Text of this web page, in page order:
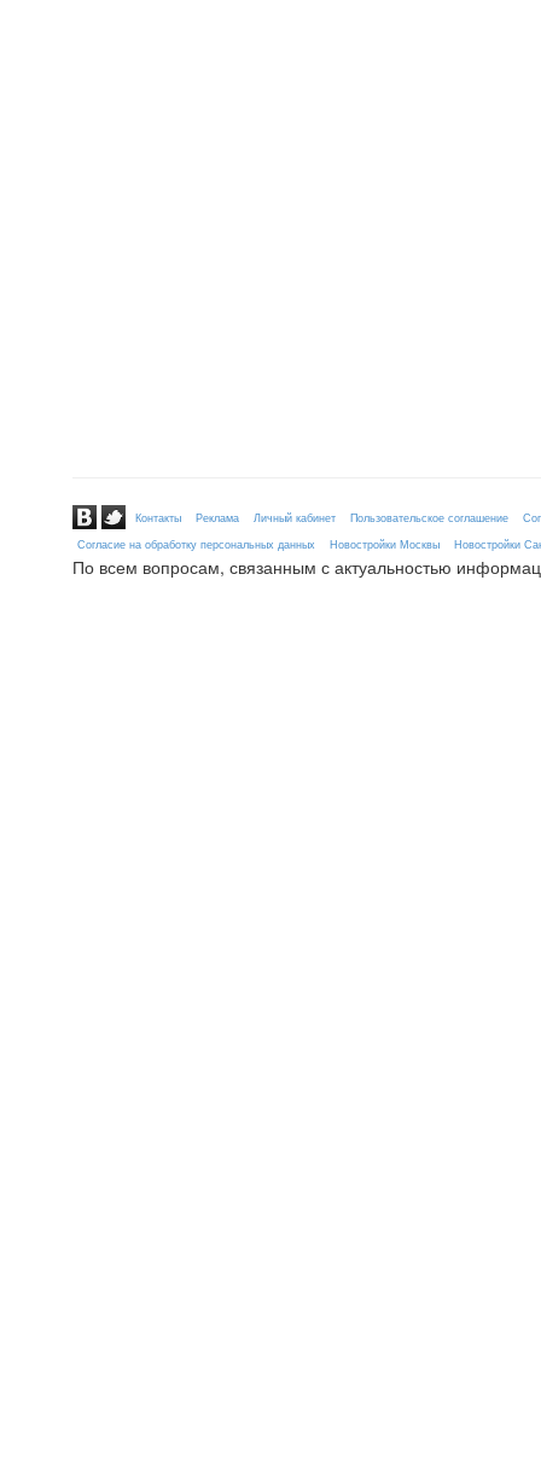
Контакты Реклама Личный кабинет Пользовательское соглашение
Согласие на обработку персональных данных
Новостройки Москвы Новостройки
По всем вопросам, связанным с актуальностью